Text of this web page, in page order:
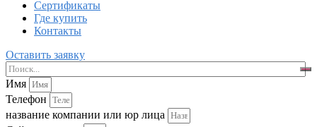
Сертификаты
Где купить
Контакты
Оставить заявку
Имя
Телефон
название компании или юр лица